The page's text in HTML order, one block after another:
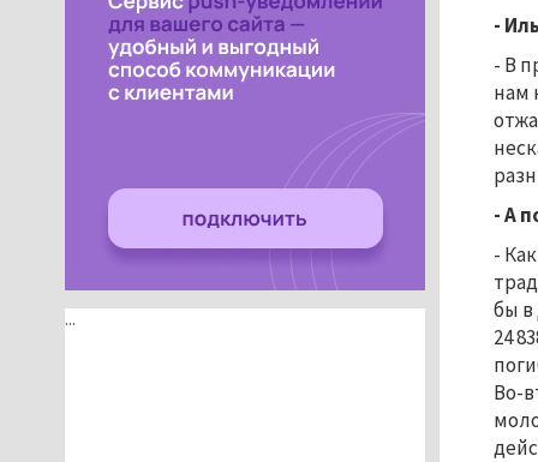
-
- В
нам
- А
-
бы
24
Во-
...